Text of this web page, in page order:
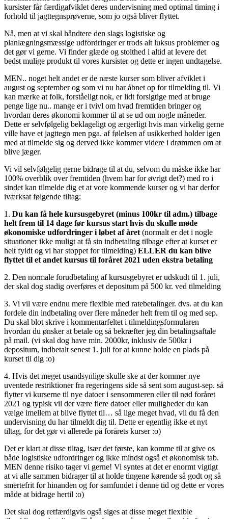
kursister får færdigafviklet deres undervisning med optimal timing i
forhold til jagttegnsprøverne, som jo også bliver flyttet.
Nå, men at vi skal håndtere den slags logistiske og
planlægningsmæssige udfordringer er trods alt luksus problemer og
det gør vi gerne. Vi finder glæde og stolthed i altid at levere det
bedst mulige produkt til vores kursister og dette er ingen undtagelse.
MEN.. noget helt andet er de næste kurser som bliver afviklet i
august og september og som vi nu har åbnet op for tilmelding til. Vi
kan mærke at folk, forståeligt nok, er lidt forsigtige med at bruge
penge lige nu.. mange er i tvivl om hvad fremtiden bringer og
hvordan deres økonomi kommer til at se ud om nogle måneder.
Dette er selvfølgelig beklageligt og ærgerligt hvis man virkelig gerne
ville have et jagttegn men pga. af følelsen af usikkerhed holder igen
med at tilmelde sig og derved ikke kommer videre i drømmen om at
blive jæger.
Vi vil selvfølgelig gerne bidrage til at du, selvom du måske ikke har
100% overblik over fremtiden (hvem har for øvrigt det?) med ro i
sindet kan tilmelde dig et at vore kommende kurser og vi har derfor
iværksat følgende tiltag:
1. Du kan få hele kursusgebyret (minus 100kr til adm.) tilbage
helt frem til 14 dage før kursus start hvis du skulle møde
økonomiske udfordringer i løbet af året (normalt er det i nogle
situationer ikke muligt at få sin indbetaling tilbage efter at kurset er
helt fyldt og vi har stoppet for tilmelding) ELLER du kan blive
flyttet til et andet kursus til foråret 2021 uden ekstra betaling
2. Den normale forudbetaling af kursusgebyret er udskudt til 1. juli,
der skal dog stadig overføres et depositum på 500 kr. ved tilmelding
3. Vi vil være endnu mere flexible med ratebetalinger. dvs. at du kan
fordele din indbetaling over flere måneder helt frem til og med sep.
Du skal blot skrive i kommentarfeltet i tilmeldingsformularen
hvordan du ønsker at betale og så bekræfter jeg din betalingsaftale
på mail. (vi skal dog have min. 2000kr, inklusiv de 500kr i
depositum, indbetalt senest 1. juli for at kunne holde en plads på
kurset til dig :o)
4. Hvis det meget usandsynlige skulle ske at der kommer nye
uventede restriktioner fra regeringens side så sent som august-sep. så
flytter vi kurserne til nye datoer i sensommeren eller til nød foråret
2021 og typisk vil der være flere datoer eller muligheder du kan
vælge imellem at blive flyttet til… så lige meget hvad, vil du få den
undervisning du har tilmeldt dig til. Dette er egentlig ikke et nyt
tiltag, for det gør vi allerede på forårets kurser :o)
Det er klart at disse tiltag, især det første, kan komme til at give os
både logistiske udfordringer og ikke mindst også et økonomisk tab.
MEN denne risiko tager vi gerne! Vi syntes at det er enormt vigtigt
at vi alle sammen bidrager til at holde tingene kørende så godt og så
smertefrit for hinanden og for samfundet i denne tid og dette er vores
måde at bidrage hertil :o)
Det skal dog retfærdigvis også siges at disse meget flexible